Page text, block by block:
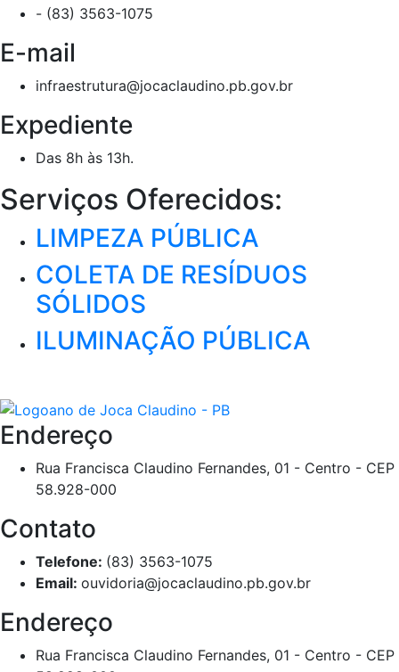
- (83) 3563-1075
E-mail
infraestrutura@jocaclaudino.pb.gov.br
Expediente
Das 8h às 13h.
Serviços Oferecidos:
LIMPEZA PÚBLICA
COLETA DE RESÍDUOS
SÓLIDOS
ILUMINAÇÃO PÚBLICA
Endereço
Rua Francisca Claudino Fernandes, 01 - Centro - CEP
58.928-000
Contato
Telefone: (83) 3563-1075
Email: ouvidoria@jocaclaudino.pb.gov.br
Endereço
Rua Francisca Claudino Fernandes, 01 - Centro - CEP